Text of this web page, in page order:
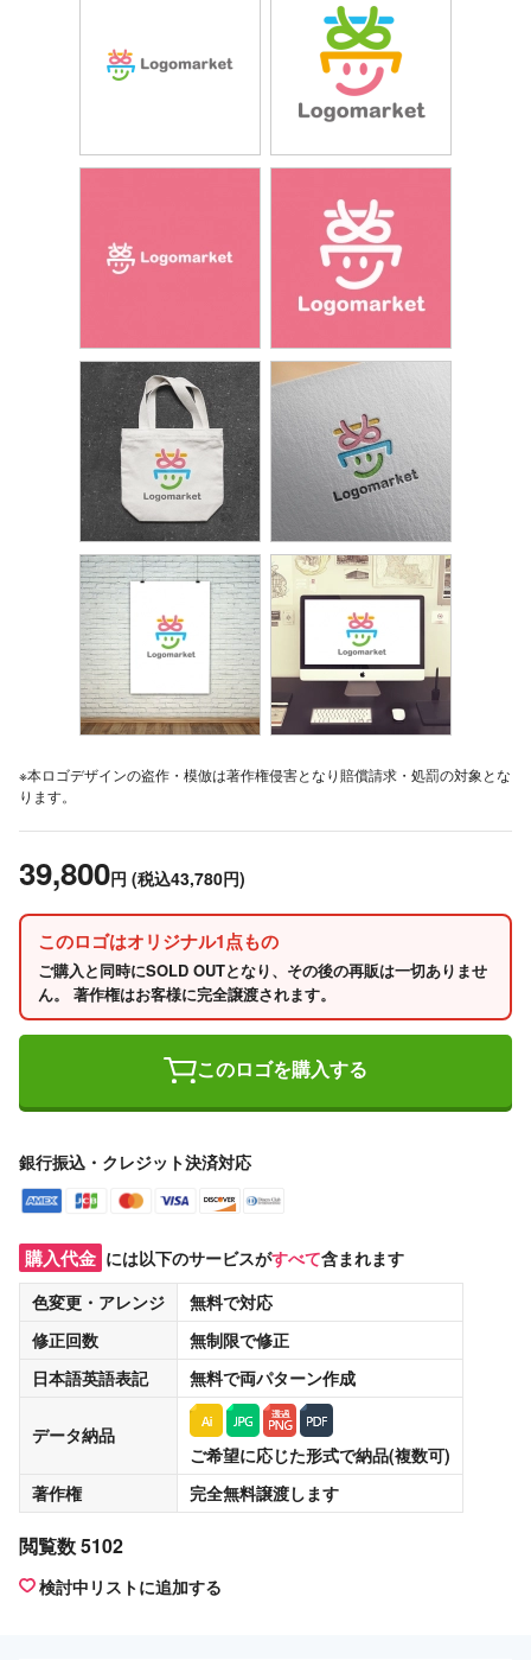
※本ロゴデザインの盗作・模倣は著作権侵害となり賠償請求・処罰の対象とな
ります。
39,800円 (税込43,780円)
このロゴはオリジナル1点もの
ご購入と同時にSOLD OUTとなり、その後の再販は一切ありませ
ん。 著作権はお客様に完全譲渡されます。
このロゴを購入する
銀行振込・クレジット決済対応
購入代金 には以下のサービスがすべて含まれます
色変更・アレンジ
無料で対応
修正回数
無制限で修正
日本語英語表記
無料で両パターン作成
データ納品
ご希望に応じた形式で納品(複数可)
著作権
完全無料譲渡します
閲覧数 5102
検討中リストに追加する